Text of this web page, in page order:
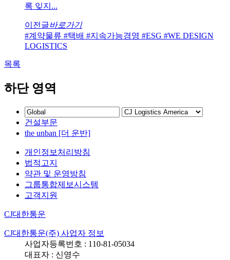
록 잊지...
이전글바로가기
#계약물류 #택배 #지속가능경영 #ESG #WE DESIGN
LOGISTICS
목록
하단 영역
건설부문
the unban [더 운반]
개인정보처리방침
법적고지
약관 및 운영방침
그룹통합제보시스템
고객지원
CJ대한통운
CJ대한통운(주) 사업자 정보
사업자등록번호 : 110-81-05034
대표자 : 신영수